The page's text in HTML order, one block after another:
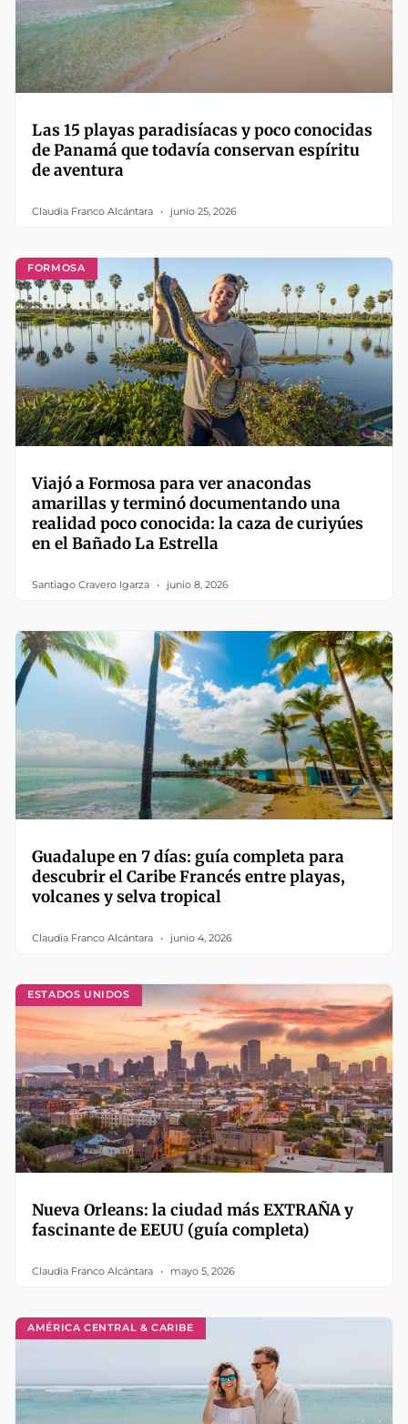
Las 15 playas paradisíacas y poco conocidas
de Panamá que todavía conservan espíritu
de aventura
Claudia Franco Alcántara junio 25, 2026
FORMOSA
Viajó a Formosa para ver anacondas
amarillas y terminó documentando una
realidad poco conocida: la caza de curiyúes
en el Bañado La Estrella
Santiago Cravero Igarza junio 8, 2026
Guadalupe en 7 días: guía completa para
descubrir el Caribe Francés entre playas,
volcanes y selva tropical
Claudia Franco Alcántara junio 4, 2026
ESTADOS UNIDOS
Nueva Orleans: la ciudad más EXTRAÑA y
fascinante de EEUU (guía completa)
Claudia Franco Alcántara mayo 5, 2026
AMÉRICA CENTRAL & CARIBE